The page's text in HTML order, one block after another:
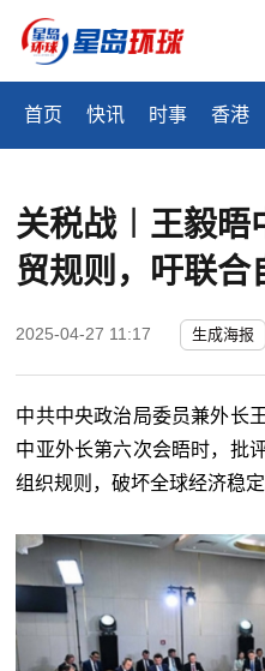
首页 快讯 时事 香港
关税战︱王毅晤
贸规则，吁联合
2025-04-27 11:17 生成海报
中共中央政治局委员兼外长
中亚外长第六次会晤时，批
组织规则，破坏全球经济稳定